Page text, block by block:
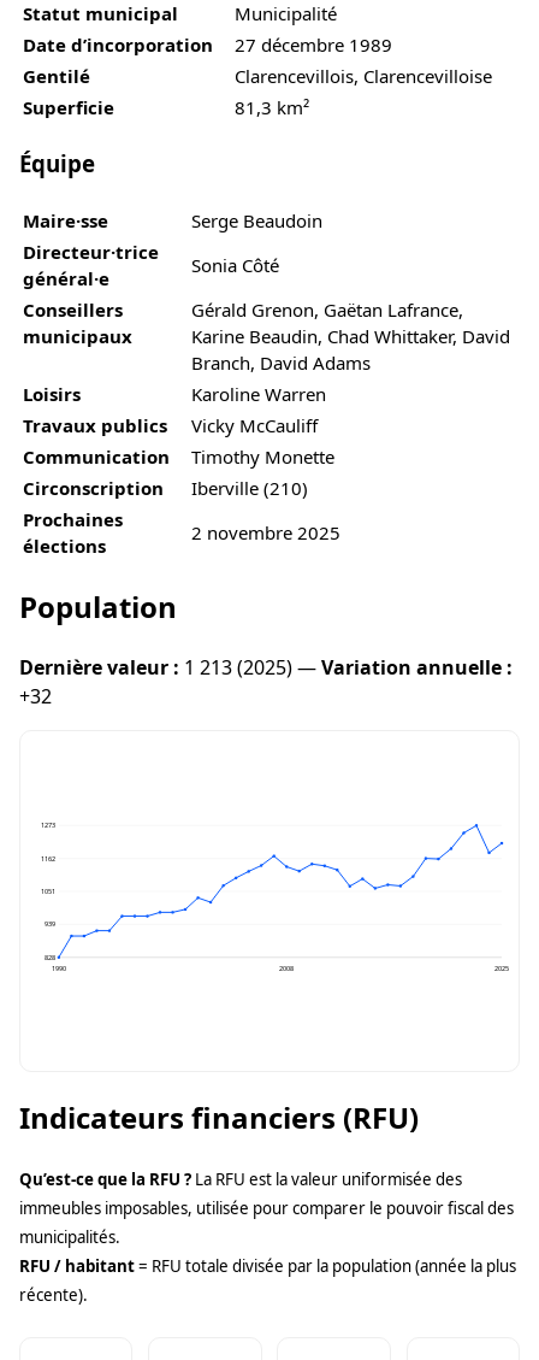
Statut municipal
Municipalité
Date d’incorporation
27 décembre 1989
Gentilé
Clarencevillois, Clarencevilloise
Superficie
81,3 km²
Équipe
Maire·sse
Serge Beaudoin
Directeur·trice
général·e
Sonia Côté
Conseillers
municipaux
Gérald Grenon, Gaëtan Lafrance,
Karine Beaudin, Chad Whittaker, David
Branch, David Adams
Loisirs
Karoline Warren
Travaux publics
Vicky McCauliff
Communication
Timothy Monette
Circonscription
Iberville (210)
Prochaines
élections
2 novembre 2025
Population
Dernière valeur : 1 213 (2025) —Variation annuelle :
+32
1273
1162
1051
939
828
1990
2008 2025
Indicateurs financiers (RFU)
Qu’est-ce que la RFU ? La RFU est la valeur uniformisée des
immeubles imposables, utilisée pour comparer le pouvoir fiscal des
municipalités.
RFU / habitant= RFU totale divisée par la population (année la plus
récente).